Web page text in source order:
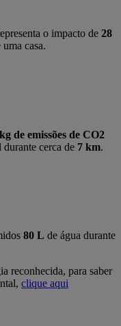
o impacto de 28
casa.
de emissões de CO2
cerca de 7 km.
80 L de água durante
reconhecida, para saber
clique aqui